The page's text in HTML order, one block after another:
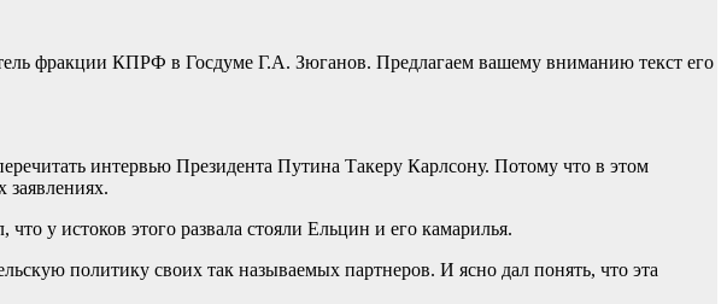
фракции КПРФ в Госдуме Г.А. Зюганов. Предлагаем вашему вниманию текст его
интервью Президента Путина Такеру Карлсону. Потому что в этом
заявлениях.
у истоков этого развала стояли Ельцин и его камарилья.
политику своих так называемых партнеров. И ясно дал понять, что эта